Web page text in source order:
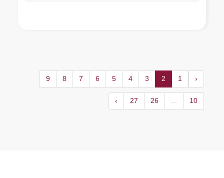
‹
1
2
3
4
5
6
7
8
9
10
...
26
27
›